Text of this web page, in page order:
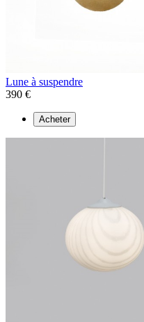
Lune à suspendre
390 €
Acheter